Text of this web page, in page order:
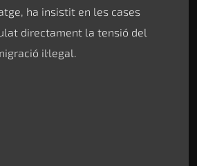
ha insistit en les cases
directament la tensió del
il·legal.